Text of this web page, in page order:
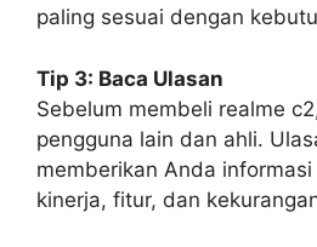
paling sesuai dengan
Tip 3: Baca Ulasan
Sebelum membeli realme
pengguna lain dan ahli.
memberikan Anda
kinerja, fitur, dan